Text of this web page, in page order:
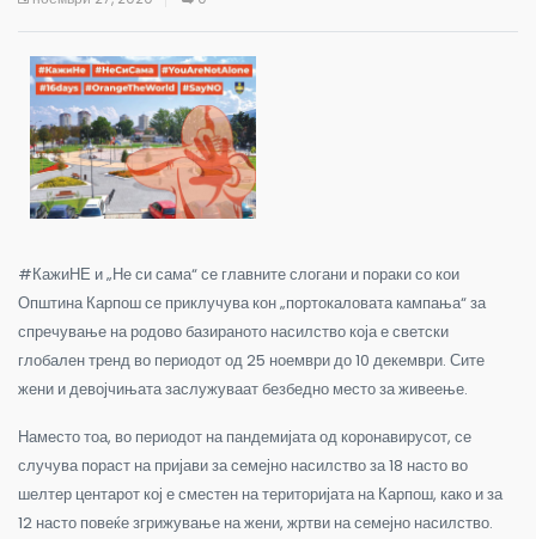
#КажиНЕ и „Не си сама“ се главните слогани и пораки со кои
Општина Карпош се приклучува кон „портокаловата кампања“ за
спречување на родово базираното насилство која е светски
глобален тренд во периодот од 25 ноември до 10 декември. Сите
жени и девојчињата заслужуваат безбедно место за живеење.
Наместо тоа, во периодот на пандемијата од коронавирусот, се
случува пораст на пријави за семејно насилство за 18 насто во
шелтер центарот кој е сместен на територијата на Карпош, како и за
12 насто повеќе згрижување на жени, жртви на семејно насилство.